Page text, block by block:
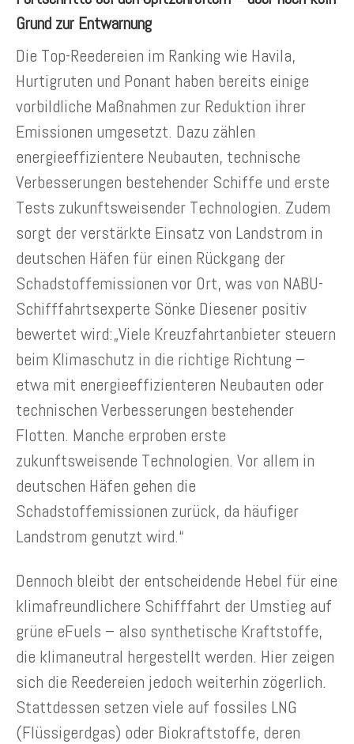
Grund zur Entwarnung
Die Top-Reedereien im Ranking wie Havila,
Hurtigruten und Ponant haben bereits einige
vorbildliche Maßnahmen zur Reduktion ihrer
Emissionen umgesetzt. Dazu zählen
energieeffizientere Neubauten, technische
Verbesserungen bestehender Schiffe und erste
Tests zukunftsweisender Technologien. Zudem
sorgt der verstärkte Einsatz von Landstrom in
deutschen Häfen für einen Rückgang der
Schadstoffemissionen vor Ort, was von NABU-
Schifffahrtsexperte Sönke Diesener positiv
bewertet wird:„Viele Kreuzfahrtanbieter steuern
beim Klimaschutz in die richtige Richtung –
etwa mit energieeffizienteren Neubauten oder
technischen Verbesserungen bestehender
Flotten. Manche erproben erste
zukunftsweisende Technologien. Vor allem in
deutschen Häfen gehen die
Schadstoffemissionen zurück, da häufiger
Landstrom genutzt wird.“
Dennoch bleibt der entscheidende Hebel für eine
klimafreundlichere Schifffahrt der Umstieg auf
grüne eFuels – also synthetische Kraftstoffe,
die klimaneutral hergestellt werden. Hier zeigen
sich die Reedereien jedoch weiterhin zögerlich.
Stattdessen setzen viele auf fossiles LNG
(Flüssigerdgas) oder Biokraftstoffe, deren